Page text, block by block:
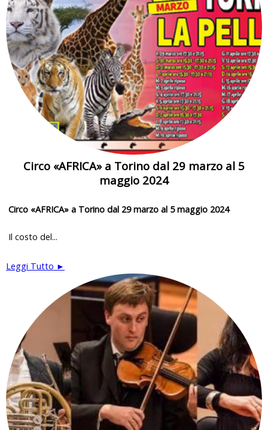
Circo «AFRICA» a Torino dal 29 marzo al 5
maggio 2024
Circo «AFRICA» a Torino dal 29 marzo al 5 maggio 2024
Il costo del...
Leggi Tutto ►